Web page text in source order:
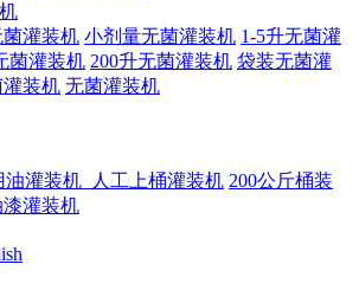
灌装机 小剂量无菌灌装机 1-5升无菌灌
菌灌装机 200升无菌灌装机 袋装无菌灌
装机 无菌灌装机
油灌装机_人工上桶灌装机 200公斤桶装
灌装机